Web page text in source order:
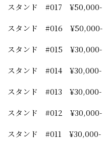
スタンド #017 ¥50,000-
スタンド #016 ¥50,000-
スタンド #015 ¥30,000-
スタンド #014 ¥30,000-
スタンド #013 ¥30,000-
スタンド #012 ¥30,000-
スタンド #011 ¥30,000-